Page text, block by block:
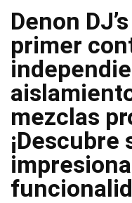
Denon
primer
mezclas
¡Descubre